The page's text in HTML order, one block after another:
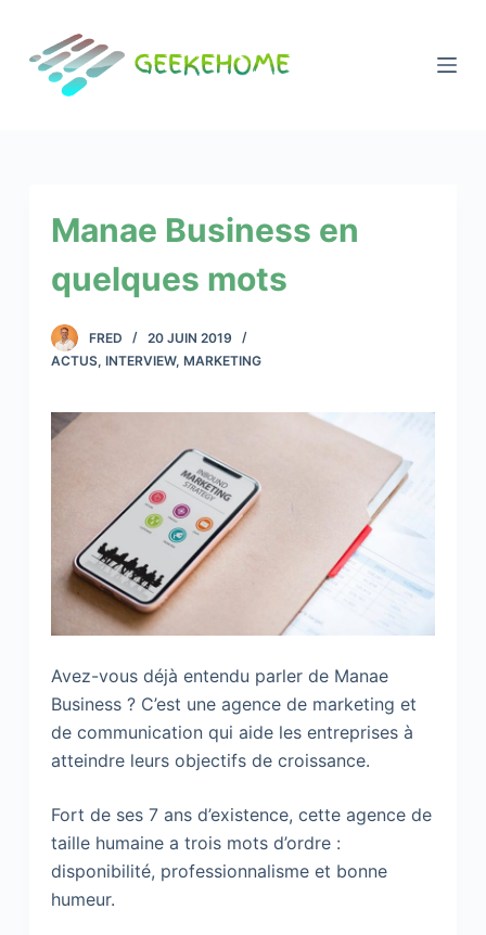
a
Manae Business en
quelques mots
FRED
20 JUIN 2019
ACTUS, INTERVIEW, MARKETING
Avez-vous déjà entendu parler de Manae
Business ? C’est une agence de marketing et
de communication qui aide les entreprises à
atteindre leurs objectifs de croissance.
Fort de ses 7 ans d’existence, cette agence de
taille humaine a trois mots d’ordre :
disponibilité, professionnalisme et bonne
humeur.